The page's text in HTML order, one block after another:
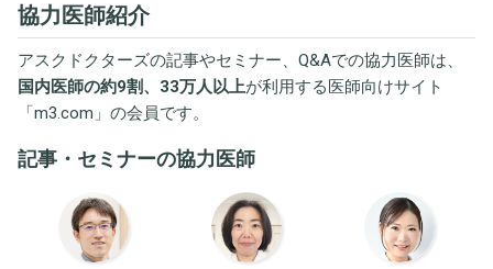
協力医師紹介
アスクドクターズの記事やセミナー、Q&Aでの協力医師は、
国内医師の約9割、33万人以上が利用する医師向けサイト
「m3.com 」の会員です。
記事・セミナーの協力医師